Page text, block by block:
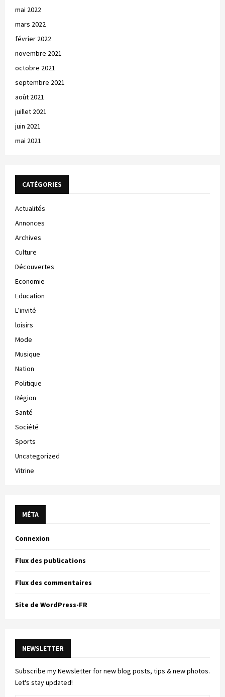
mai 2022
mars 2022
février 2022
novembre 2021
octobre 2021
septembre 2021
août 2021
juillet 2021
juin 2021
mai 2021
CATÉGORIES
Actualités
Annonces
Archives
Culture
Découvertes
Economie
Education
L’invité
loisirs
Mode
Musique
Nation
Politique
Région
Santé
Société
Sports
Uncategorized
Vitrine
MÉTA
Connexion
Flux des publications
Flux des commentaires
Site de WordPress-FR
NEWSLETTER
Subscribe my Newsletter for new blog posts, tips & new photos.
Let's stay updated!